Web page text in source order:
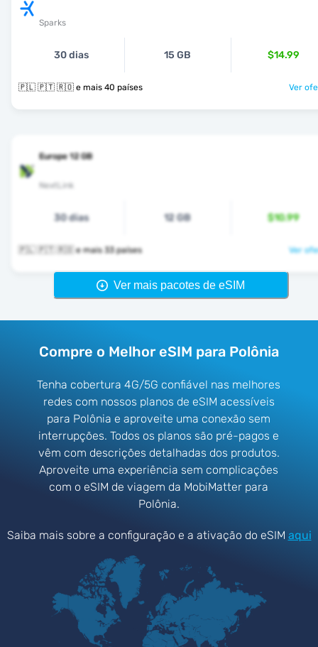
Sparks
30 dias 15 GB $14.99
🇵🇱 🇵🇹 🇷🇴 e mais 40 países Ver
Europe 12 GB
NextLink
30 dias 12 GB $10.99
🇵🇱 🇵🇹 🇷🇴 e mais 33 países Ver
Ver mais pacotes de eSIM
Compre o Melhor eSIM para Polônia
Tenha cobertura 4G/5G confiável nas melhores
redes com nossos planos de eSIM acessíveis
para Polônia e aproveite uma conexão sem
interrupções. Todos os planos são pré-pagos e
vêm com descrições detalhadas dos produtos.
Aproveite uma experiência sem complicações
com o eSIM de viagem da MobiMatter para
Polônia.
Saiba mais sobre a configuração e a ativação do eSIM aqui